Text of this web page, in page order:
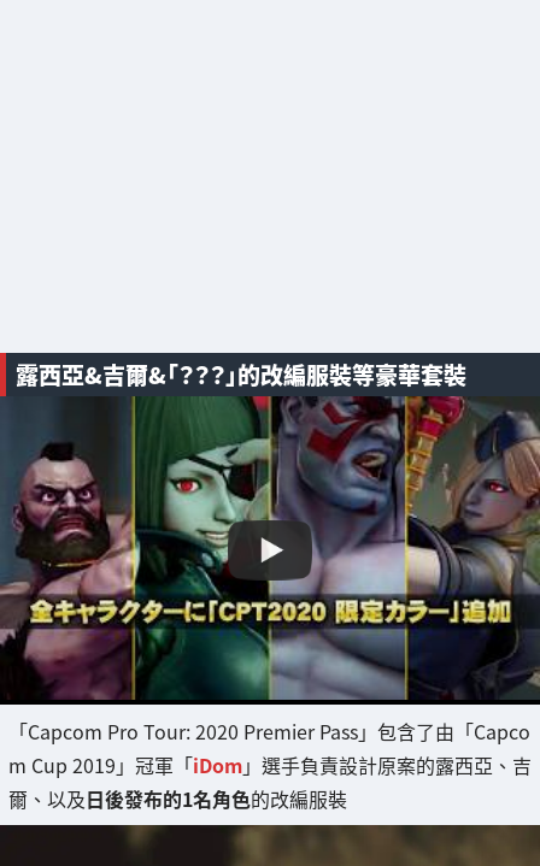
露西亞&吉爾&「？？？」的改編服裝等豪華套裝
「Capcom Pro Tour: 2020 Premier Pass」包含了由「Capco
m Cup 2019」冠軍「iDom」選手負責設計原案的露西亞、吉
爾、以及日後發布的1名角色的改編服裝